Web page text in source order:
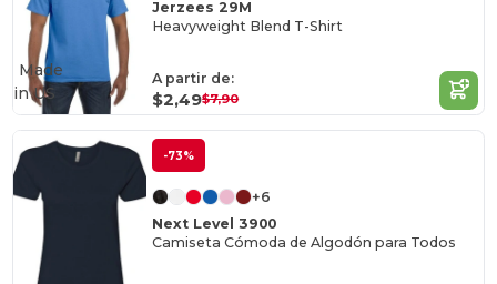
Jerzees 29M
Heavyweight Blend T-Shirt
A partir de:
$2,49$7,90
Made
in US
-73%
+6
Next Level 3900
Camiseta Cómoda de Algodón para Todos